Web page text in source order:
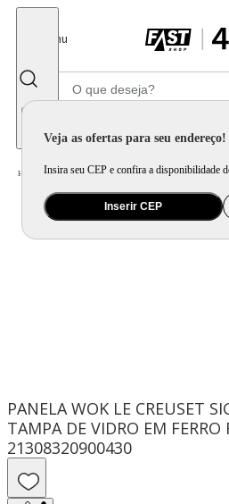
Menu
Veja as ofertas para seu endereço!
Insira seu CEP e confira a disponibilidade
Inserir CEP
Home Utilidade Doméstica Cozinha / Jogo de Panela e Panela
PANELA WOK LE CREUSET
TAMPA DE VIDRO EM
21308320900430